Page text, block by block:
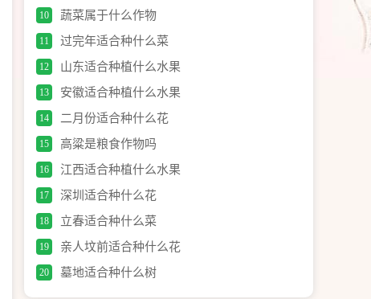
10 蔬菜属于什么作物
11 过完年适合种什么菜
12 山东适合种植什么水果
13 安徽适合种植什么水果
14 二月份适合种什么花
15 高粱是粮食作物吗
16 江西适合种植什么水果
17 深圳适合种什么花
18 立春适合种什么菜
19 亲人坟前适合种什么花
20 墓地适合种什么树